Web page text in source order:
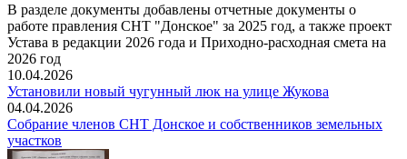
В разделе документы добавлены отчетные документы о
работе правления СНТ "Донское" за 2025 год, а также проект
Устава в редакции 2026 года и Приходно-расходная смета на
2026 год
10.04.2026
Установили новый чугунный люк на улице Жукова
04.04.2026
Собрание членов СНТ Донское и собственников земельных
участков